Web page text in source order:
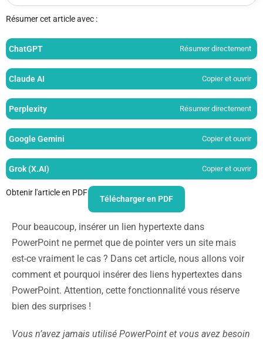
Résumer cet article avec :
ChatGPT Résumer directement
Claude AI Copier et ouvrir
Perplexity Résumer directement
Google Gemini Copier et ouvrir
Grok (X.AI) Copier et ouvrir
Obtenir l'article en PDF
Télécharger en PDF
Pour beaucoup, insérer un lien hypertexte dans
PowerPoint ne permet que de pointer vers un site mais
est-ce vraiment le cas ? Dans cet article, nous allons voir
comment et pourquoi insérer des liens hypertextes dans
PowerPoint. Attention, cette fonctionnalité vous réserve
bien des surprises !
Vous n’avez jamais utilisé PowerPoint et vous avez besoin